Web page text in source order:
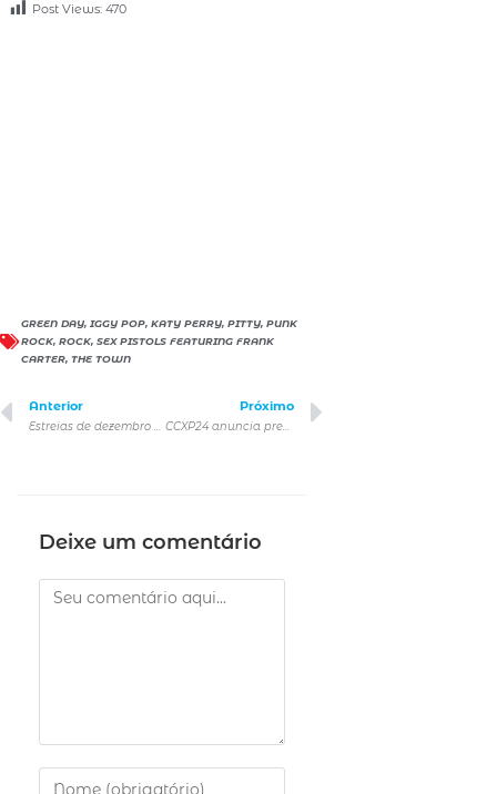
Post Views: 470
GREEN DAY, IGGY POP, KATY PERRY, PITTY, PUNK
ROCK, ROCK, SEX PISTOLS FEATURING FRANK
CARTER, THE TOWN
Anterior Próximo
CCXP24 anuncia presença de Daniel Sharman, ator de Teen Wolf, The Vampire Diaries e Fear the Walking Dead
Deixe um comentário